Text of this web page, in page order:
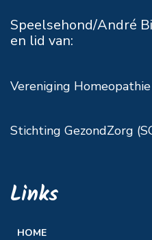
Speelsehond/André
en lid van:
Vereniging Homeopathie
Stichting GezondZorg
Links
HOME